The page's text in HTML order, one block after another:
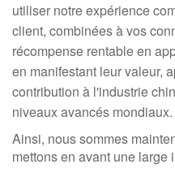
utiliser notre expérience
client, combinées à vos
récompense rentable en
en manifestant leur valeur,
contribution à l'industrie
niveaux avancés mondiaux.
Ainsi, nous sommes
mettons en avant une large